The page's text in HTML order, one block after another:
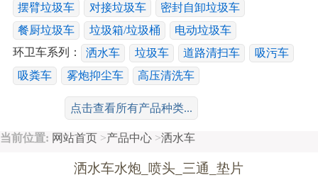
摆臂垃圾车
对接垃圾车
密封自卸垃圾车
餐厨垃圾车
垃圾箱/垃圾桶
电动垃圾车
环卫车系列：
洒水车 垃圾车 道路清扫车
吸污车
吸粪车
雾炮抑尘车
高压清洗车
工程运输系列： 冷藏车 随车吊 平板车
散装饲料车
搅拌车
鲜奶运输车
特种车系列： 消防车 高空作业车
移动电源车
救护车 沥青洒布车
油罐车
点击查看所有产品种类...
当前位置: 网站首页 >产品中心 >洒水车
洒水车水炮_喷头_三通_垫片